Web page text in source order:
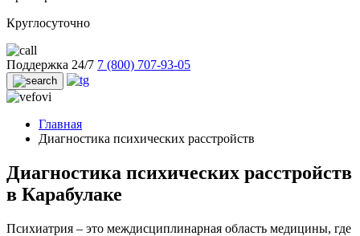
Круглосуточно
Поддержка 24/7 7 (800) 707-93-05
Главная
Диагностика психических расстройств
Диагностика психических расстройств
в Карабулаке
Психиатрия – это междисциплинарная область медицины, где